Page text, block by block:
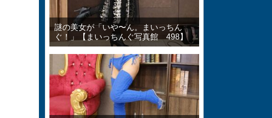
謎の美女が「いや〜ん。まいっちん
ぐ！」【まいっちんぐ写真館 498】